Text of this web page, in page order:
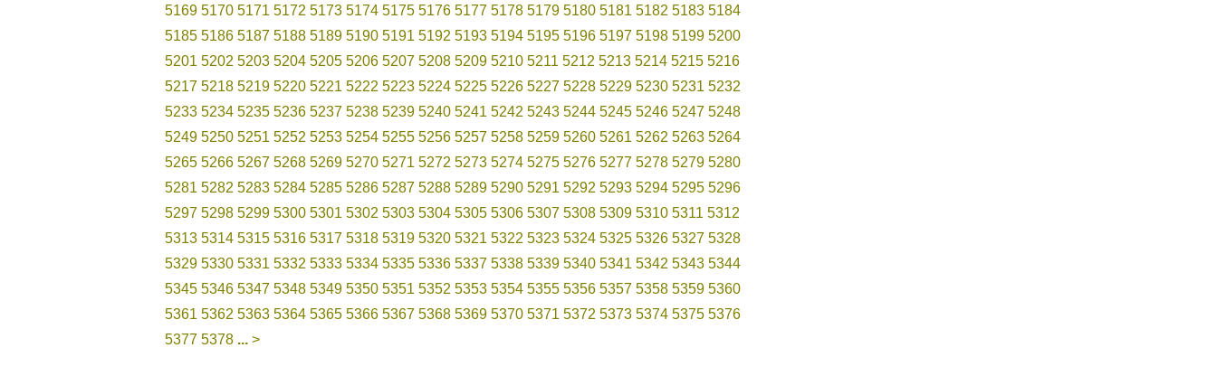
5169 5170 5171 5172 5173 5174 5175 5176 5177 5178 5179 5180 5181 5182 5183 5184
5185 5186 5187 5188 5189 5190 5191 5192 5193 5194 5195 5196 5197 5198 5199 5200
5201 5202 5203 5204 5205 5206 5207 5208 5209 5210 5211 5212 5213 5214 5215 5216
5217 5218 5219 5220 5221 5222 5223 5224 5225 5226 5227 5228 5229 5230 5231 5232
5233 5234 5235 5236 5237 5238 5239 5240 5241 5242 5243 5244 5245 5246 5247 5248
5249 5250 5251 5252 5253 5254 5255 5256 5257 5258 5259 5260 5261 5262 5263 5264
5265 5266 5267 5268 5269 5270 5271 5272 5273 5274 5275 5276 5277 5278 5279 5280
5281 5282 5283 5284 5285 5286 5287 5288 5289 5290 5291 5292 5293 5294 5295 5296
5297 5298 5299 5300 5301 5302 5303 5304 5305 5306 5307 5308 5309 5310 5311 5312
5313 5314 5315 5316 5317 5318 5319 5320 5321 5322 5323 5324 5325 5326 5327 5328
5329 5330 5331 5332 5333 5334 5335 5336 5337 5338 5339 5340 5341 5342 5343 5344
5345 5346 5347 5348 5349 5350 5351 5352 5353 5354 5355 5356 5357 5358 5359 5360
5361 5362 5363 5364 5365 5366 5367 5368 5369 5370 5371 5372 5373 5374 5375 5376
5377 5378 ... >